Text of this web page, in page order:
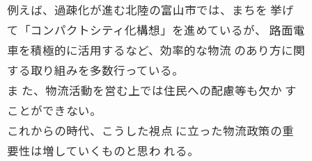
例えば、過疎化が進む北陸の富山市では、まちを 挙げ
て「コンパクトシティ化構想」を進めているが、 路面電
車を積極的に活用するなど、効率的な物流 のあり方に関
する取り組みを多数行っている。
ま た、物流活動を営む上では住民への配慮等も欠か す
ことができない。
これからの時代、こうした視点 に立った物流政策の重
要性は増していくものと思わ れる。